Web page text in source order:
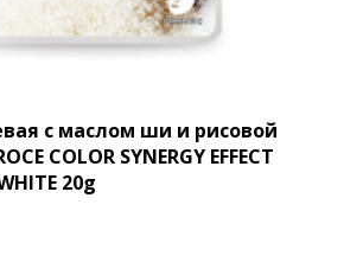
с маслом ши и рисовой
COLOR SYNERGY EFFECT
20g